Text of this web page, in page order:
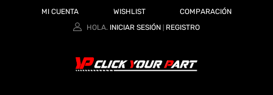
MI CUENTA WISHLIST
COMPARACIÓN
HOLA. INICIAR SESIÓN REGISTRO